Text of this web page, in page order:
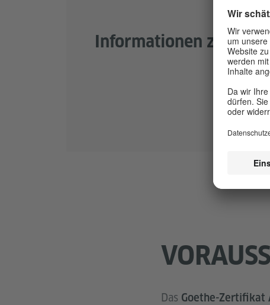
Informationen zur
Das Goethe-Zertifikat